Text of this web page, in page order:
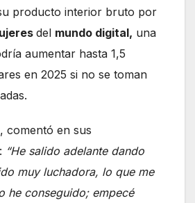
producto interior bruto por
del mundo digital, una
aumentar hasta 1,5
en 2025 si no se toman
comentó en sus
“He salido adelante dando
muy luchadora, lo que me
he conseguido; empecé